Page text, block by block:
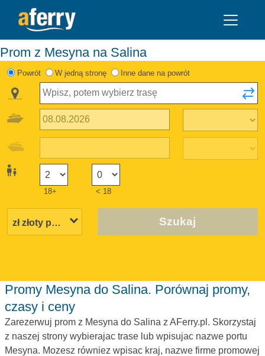
Prom z Mesyna na Salina
Powrót W jedną stronę Inne dane na powrót
18+ < 18
Szukaj
Promy Mesyna do Salina. Porównaj promy,
czasy i ceny
Zarezerwuj prom z Mesyna do Salina z AFerry.pl. Skorzystaj
z naszej strony wybierajac trase lub wpisujac nazwe portu
Mesyna. Mozesz równiez wpisac kraj, nazwe firme promowej